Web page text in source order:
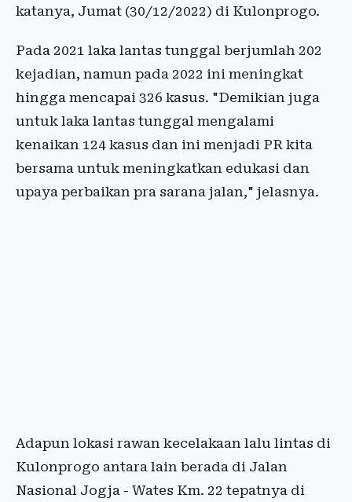
katanya, Jumat (30/12/2022) di Kulonprogo.
Pada 2021 laka lantas tunggal berjumlah 202
kejadian, namun pada 2022 ini meningkat
hingga mencapai 326 kasus. "Demikian juga
untuk laka lantas tunggal mengalami
kenaikan 124 kasus dan ini menjadi PR kita
bersama untuk meningkatkan edukasi dan
upaya perbaikan pra sarana jalan," jelasnya.
Adapun lokasi rawan kecelakaan lalu lintas di
Kulonprogo antara lain berada di Jalan
Nasional Jogja - Wates Km. 22 tepatnya di